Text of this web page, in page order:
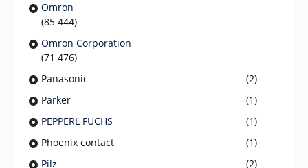
Omron
(85 444)
Omron Corporation
(71 476)
Panasonic
(2)
Parker
(1)
PEPPERL FUCHS
(1)
Phoenix contact
(1)
Pilz
(2)